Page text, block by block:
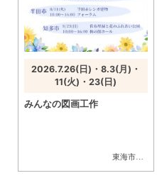
東海市
,大府市
2026.7.26(日)・8.3(月)・
11(火)・23(日)
みんなの図画工作